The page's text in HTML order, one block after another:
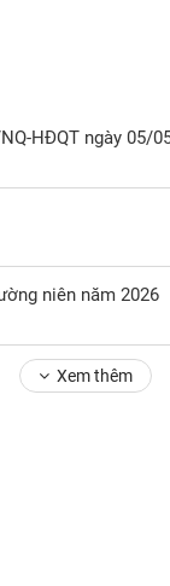
niên năm 2026
Xem thêm